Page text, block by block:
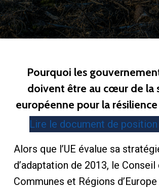
Pourquoi les
doivent être au cœur de la
européenne pour la
Lire le document de
Alors que l’UE évalue sa
d’adaptation de 2013, le Conseil
Communes et Régions d’Europe